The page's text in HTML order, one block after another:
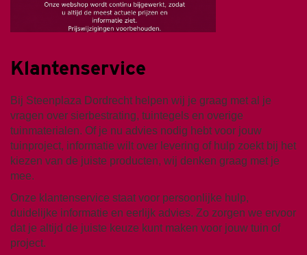
Klantenservice
Bij Steenplaza Dordrecht helpen wij je graag met al je
vragen over sierbestrating, tuintegels en overige
tuinmaterialen. Of je nu advies nodig hebt voor jouw
tuinproject, informatie wilt over levering of hulp zoekt bij het
kiezen van de juiste producten, wij denken graag met je
mee.
Onze klantenservice staat voor persoonlijke hulp,
duidelijke informatie en eerlijk advies. Zo zorgen we ervoor
dat je altijd de juiste keuze kunt maken voor jouw tuin of
project.